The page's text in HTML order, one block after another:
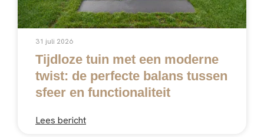
31 juli 2026
Tijdloze tuin met een moderne
twist: de perfecte balans tussen
sfeer en functionaliteit
Lees bericht